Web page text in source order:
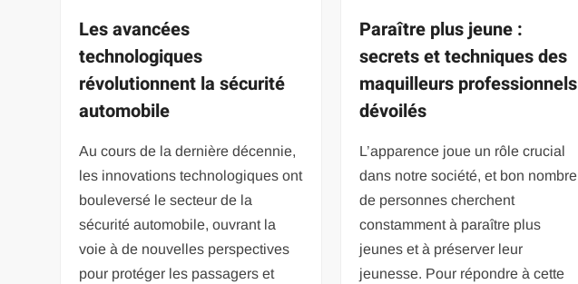
Les avancées
technologiques
révolutionnent la sécurité
automobile
Au cours de la dernière décennie,
les innovations technologiques ont
bouleversé le secteur de la
sécurité automobile, ouvrant la
voie à de nouvelles perspectives
pour protéger les passagers et
Paraître plus jeune :
secrets et techniques des
maquilleurs professionnels
dévoilés
L’apparence joue un rôle crucial
dans notre société, et bon nombre
de personnes cherchent
constamment à paraître plus
jeunes et à préserver leur
jeunesse. Pour répondre à cette